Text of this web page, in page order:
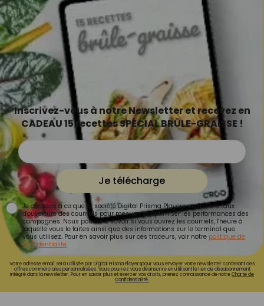
Inscrivez-vous à notre Newsletter et recevez en
CADEAU 15 recettes SPÉCIAL BRÛLE-GRAISSE !
Je télécharge
Je consens à ce que la société Digital Prisma Players analyse le taux
d'ouverture des courriels pour mesurer et optimiser les performances des
campagnes. Nous pourrons savoir si vous ouvrez les courriels, l'heure à
laquelle vous le faites ainsi que des informations sur le terminal que
vous utilisez. Pour en savoir plus sur ces traceurs, voir notre politique de
confidentialité.
Votre adresse email sera utilisée par Digital Prisma Playerspour vous envoyer votre newsletter contenant des
offres commerciales personnalisées. Vous pourrez vous désinscrire en utilisant le lien de désabonnement
intégré dans la newsletter. Pour en savoir plus et exercer vos droits, prenez connaissance de notreCharte de
Confidentialité.